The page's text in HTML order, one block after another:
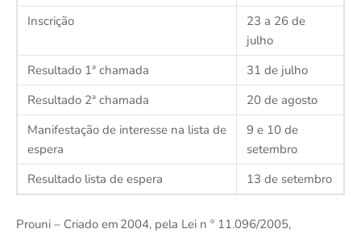
Inscrição
23 a 26 de
julho
Resultado 1ª chamada
31 de julho
Resultado 2ª chamada
20 de agosto
Manifestação de interesse na lista de
espera
9 e 10 de
setembro
Resultado lista de espera
13 de setembro
Prouni – Criado em 2004, pela Lei n º 11.096/2005,